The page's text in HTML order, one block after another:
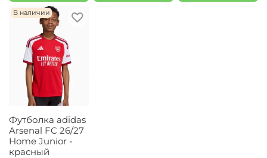
В наличии
Футболка adidas
Arsenal FC 26/27
Home Junior -
красный